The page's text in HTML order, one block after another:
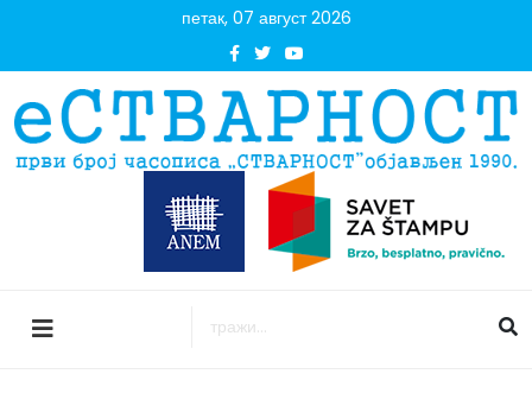
петак, 07 август 2026